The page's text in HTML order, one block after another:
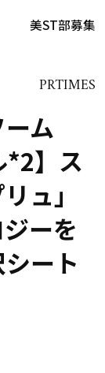
美ST部募集
PRTIMES
ーム
】ス
ュ」
ーを
ート